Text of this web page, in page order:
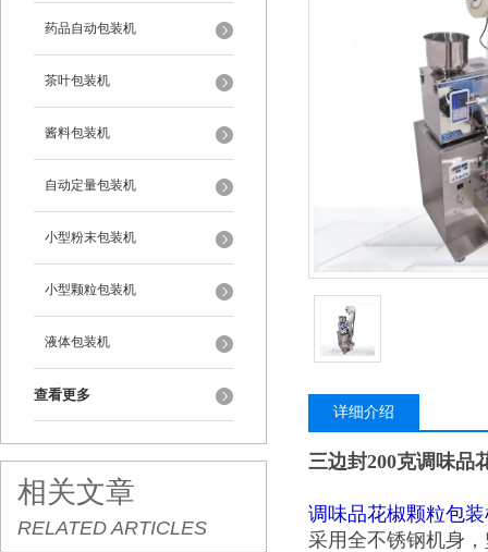
药品自动包装机
茶叶包装机
酱料包装机
自动定量包装机
小型粉末包装机
小型颗粒包装机
液体包装机
查看更多
相关文章
RELATED ARTICLES
详细介绍
三边封200克调味品
调味品花椒颗粒包
采用全不锈钢机身